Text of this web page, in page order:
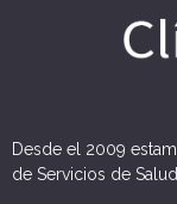
Desde el 2009
de Servicios de